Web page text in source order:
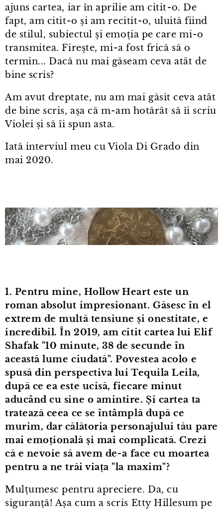
ajuns cartea, iar în aprilie am citit⁠-⁠o. De
fapt, am citit⁠-⁠o și am recitit⁠-⁠o, uluită fiind
de stilul, subiectul și emoția pe care mi⁠-⁠o
transmitea. Firește, mi⁠-⁠a fost frică să o
termin... Dacă nu mai găseam ceva atât de
bine scris?
Am avut dreptate, nu am mai găsit ceva atât
de bine scris, așa că m⁠-⁠am hotărât să îi scriu
Violei și să îi spun asta.
Iată interviul meu cu Viola Di Grado din
mai 2020.
1. Pentru mine, Hollow Heart este un
roman absolut impresionant. Găsesc în el
extrem de multă tensiune și onestitate, e
incredibil. În 2019, am citit cartea lui Elif
Shafak "10 minute, 38 de secunde în
această lume ciudată". Povestea acolo e
spusă din perspectiva lui Tequila Leila,
după ce ea este ucisă, fiecare minut
aducând cu sine o amintire. Și cartea ta
tratează ceea ce se întâmplă după ce
murim, dar călătoria personajului tău pare
mai emoțională și mai complicată. Crezi
că e nevoie să avem de⁠-⁠a face cu moartea
pentru a ne trăi viața "la maxim"?
Mulțumesc pentru apreciere. Da, cu
siguranță! Așa cum a scris Etty Hillesum pe